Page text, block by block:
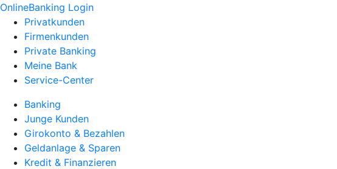
OnlineBanking Login
Privatkunden
Firmenkunden
Private Banking
Meine Bank
Service-Center
Banking
Junge Kunden
Girokonto & Bezahlen
Geldanlage & Sparen
Kredit & Finanzieren